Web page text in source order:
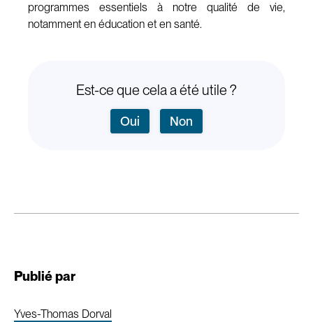
programmes essentiels à notre qualité de vie,
notamment en éducation et en santé.
Est-ce que cela a été utile ?
Oui Non
Publié par
Yves-Thomas Dorval